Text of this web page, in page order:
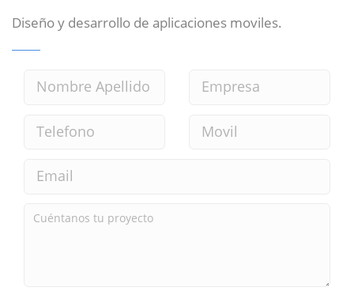
Diseño y desarrollo de aplicaciones moviles.